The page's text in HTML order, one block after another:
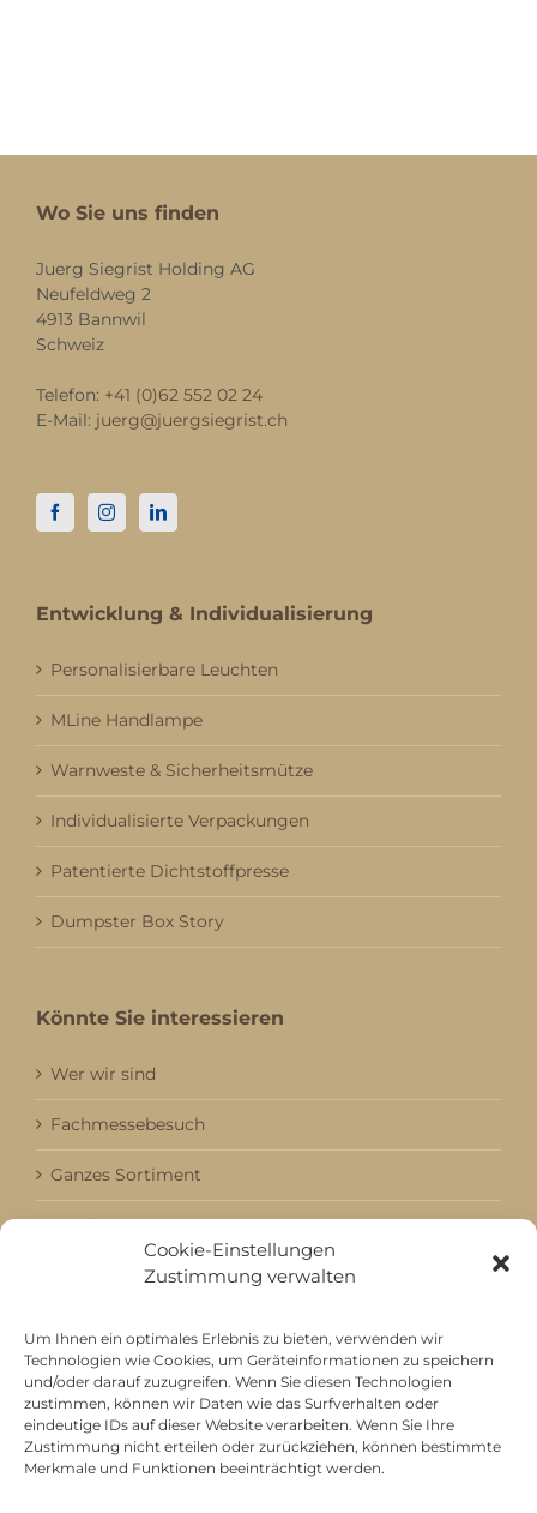
Cookie-Einstellungen
Zustimmung verwalten
Um Ihnen ein optimales Erlebnis zu bieten, verwenden wir
Technologien wie Cookies, um Geräteinformationen zu speichern
und/oder darauf zuzugreifen. Wenn Sie diesen Technologien
zustimmen, können wir Daten wie das Surfverhalten oder
eindeutige IDs auf dieser Website verarbeiten. Wenn Sie Ihre
Zustimmung nicht erteilen oder zurückziehen, können bestimmte
Merkmale und Funktionen beeinträchtigt werden.
Wo Sie uns finden
Juerg Siegrist Holding AG
Neufeldweg 2
4913 Bannwil
Schweiz
Telefon: +41 (0)62 552 02 24
E-Mail: juerg@juergsiegrist.ch
Entwicklung & Individualisierung
Personalisierbare Leuchten
MLine Handlampe
Warnweste & Sicherheitsmütze
Individualisierte Verpackungen
Patentierte Dichtstoffpresse
Dumpster Box Story
Könnte Sie interessieren
Wer wir sind
Fachmessebesuch
Ganzes Sortiment
Kataloge
Aktuell / Saison
Mitgliedschaft bei